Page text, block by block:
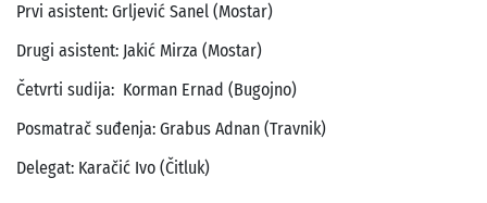
Prvi asistent: Grljević Sanel (Mostar)
Drugi asistent: Jakić Mirza (Mostar)
Četvrti sudija: Korman Ernad (Bugojno)
Posmatrač suđenja: Grabus Adnan (Travnik)
Delegat: Karačić Ivo (Čitluk)